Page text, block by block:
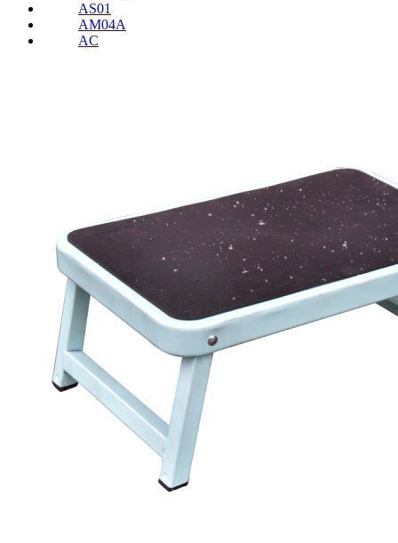
AS01
AM04A
AC